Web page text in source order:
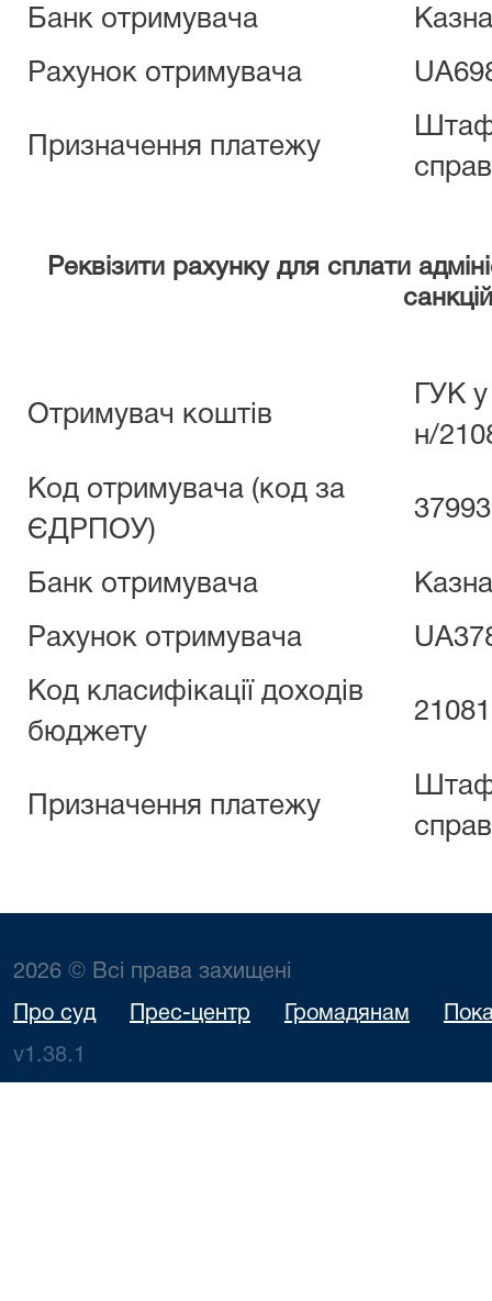
Банк отримувача
Рахунок отримувача
Призначення платежу
Штаф
Реквізити рахунку для сплати
санкцій
Отримувач коштів
ГУК
н/
Код отримувача (код за
ЄДРПОУ)
Банк отримувача
Рахунок отримувача
Код класифікації доходів
бюджету
Призначення платежу
Штаф
2026 © Всі права захищені
Про суд Прес-центр Громадянам
v1.38.1